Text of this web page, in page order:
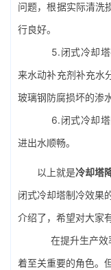
问题，根据实际清洗
行良好。
5.闭式冷却塔
来水动补充剂补充水
玻璃钢防腐损坏的渗
6.闭式冷却塔
进出水顺畅。
以上就是冷却塔
闭式冷却塔制冷效果
介绍了，希望对大家
在提升生产效
着至关重要的角色。